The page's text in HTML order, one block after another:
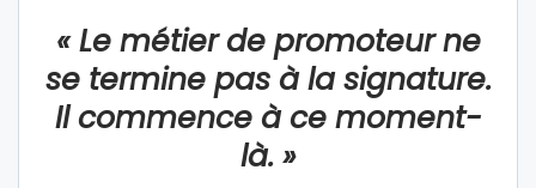
« Le métier de promoteur ne
se termine pas à la signature.
Il commence à ce moment-
là. »